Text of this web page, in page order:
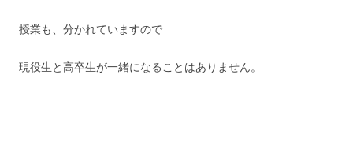
授業も、分かれていますので
現役生と高卒生が一緒になることはありません。